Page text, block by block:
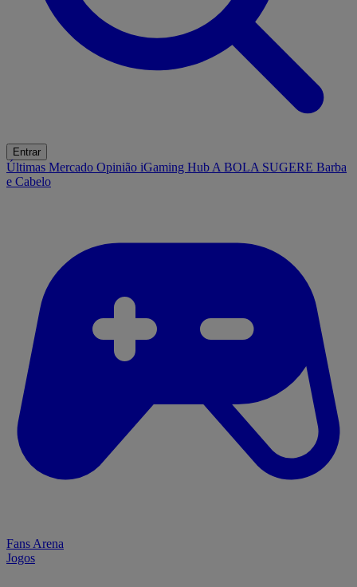
Entrar
Últimas Mercado Opinião iGaming Hub A BOLA SUGERE Barba
e Cabelo
Fans Arena
Jogos